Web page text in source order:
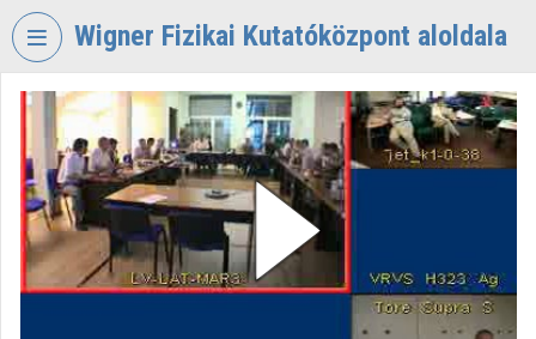
Fejléc kihagyása
Wigner Fizikai Kutatóközpont aloldala
VIDEOTORIUM
WIGNER
FIZIKAI
KUTATÓKÖZPONT
Intézményi kezdőlap